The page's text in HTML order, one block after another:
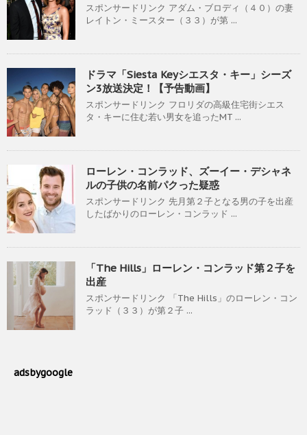
スポンサードリンク アダム・ブロディ（４０）の妻
レイトン・ミースター（３３）が第 ...
ドラマ「Siesta Keyシエスタ・キー」シーズ
ン3放送決定！【予告動画】
スポンサードリンク フロリダの高級住宅街シエス
タ・キーに住む若い男女を追ったMT ...
ローレン・コンラッド、ズーイー・デシャネ
ルの子供の名前パクった疑惑
スポンサードリンク 先月第２子となる男の子を出産
したばかりのローレン・コンラッド ...
「The Hills」ローレン・コンラッド第２子を
出産
スポンサードリンク 「The Hills」のローレン・コン
ラッド（３３）が第２子 ...
adsbygoogle